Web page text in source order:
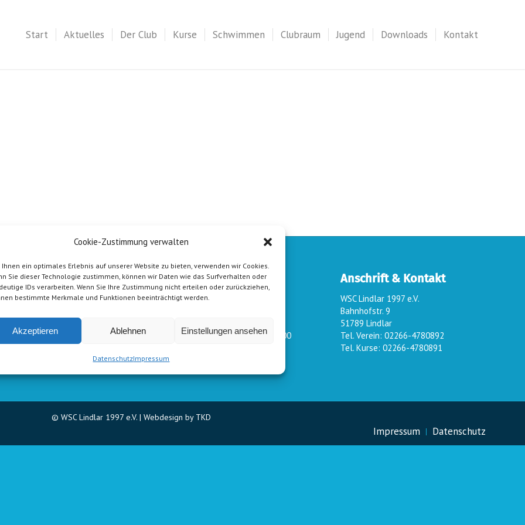
Cookie-Zustimmung verwalten
Ihnen ein optimales Erlebnis auf unserer Website zu bieten, verwenden wir Cookies.
Sie dieser Technologie zustimmen, können wir Daten wie das Surfverhalten oder
IDs verarbeiten. Wenn Sie Ihre Zustimmung nicht erteilen oder zurückziehen,
bestimmte Merkmale und Funktionen beeinträchtigt werden.
Akzeptieren Ablehnen Einstellungen ansehen
DatenschutzImpressum
Start Aktuelles Der Club Kurse Schwimmen Clubraum Jugend Downloads Kontakt
Kontakt
info@wsc-lindlar.de
Geschäftsstelle
Öffnungszeiten:
Montag und Mittwoch: 17:00 – 19:00
Anschrift & Kontakt
WSC Lindlar 1997 e.V.
Bahnhofstr. 9
51789 Lindlar
Tel. Verein: 02266-4780892
Tel. Kurse: 02266-4780891
© WSC Lindlar 1997 e.V. | Webdesign by TKD
Impressum Datenschutz